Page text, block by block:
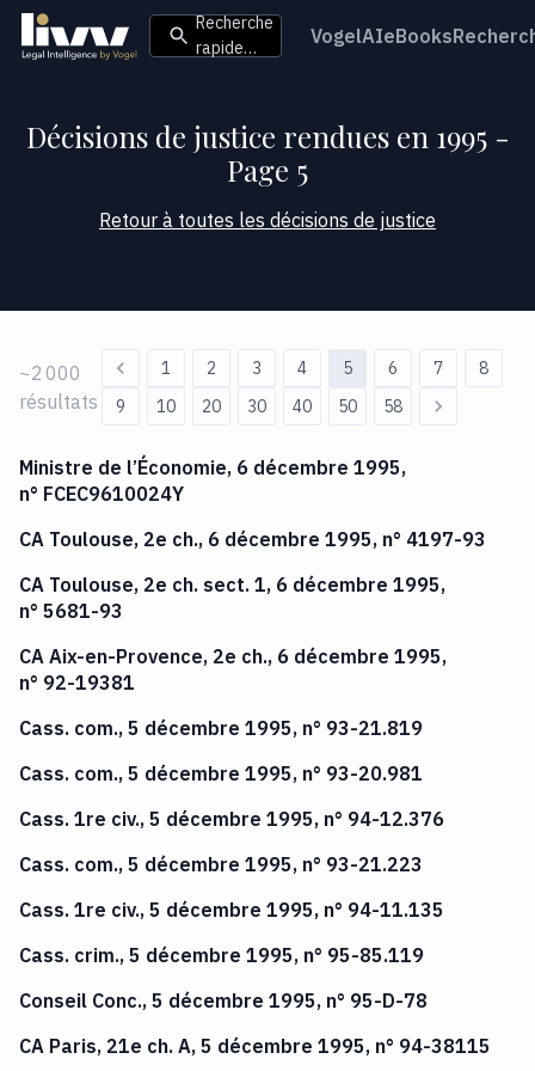
Recherche
rapide…
VogelAIeBooks
Décisions de justice rendues en 1995 -
Page 5
Retour à toutes les décisions de justice
~2 000
résultats
1 2 3 4 5 6 7
8
9
10 20 30 40 50 58
Ministre de l’Économie, 6 décembre 1995,
n° FCEC9610024Y
CA Toulouse, 2e ch., 6 décembre 1995, n° 4197-93
CA Toulouse, 2e ch. sect. 1, 6 décembre 1995,
n° 5681-93
CA Aix-en-Provence, 2e ch., 6 décembre 1995,
n° 92-19381
Cass. com., 5 décembre 1995, n° 93-21.819
Cass. com., 5 décembre 1995, n° 93-20.981
Cass. 1re civ., 5 décembre 1995, n° 94-12.376
Cass. com., 5 décembre 1995, n° 93-21.223
Cass. 1re civ., 5 décembre 1995, n° 94-11.135
Cass. crim., 5 décembre 1995, n° 95-85.119
Conseil Conc., 5 décembre 1995, n° 95-D-78
CA Paris, 21e ch. A, 5 décembre 1995, n° 94-38115